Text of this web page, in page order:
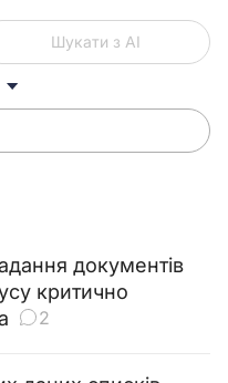
Шукати з АІ
документів
критично
2